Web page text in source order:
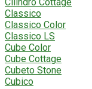
Classico
Classico Color
Classico LS
Cube Color
Cube Cottage
Cubeto Stone
Cubico